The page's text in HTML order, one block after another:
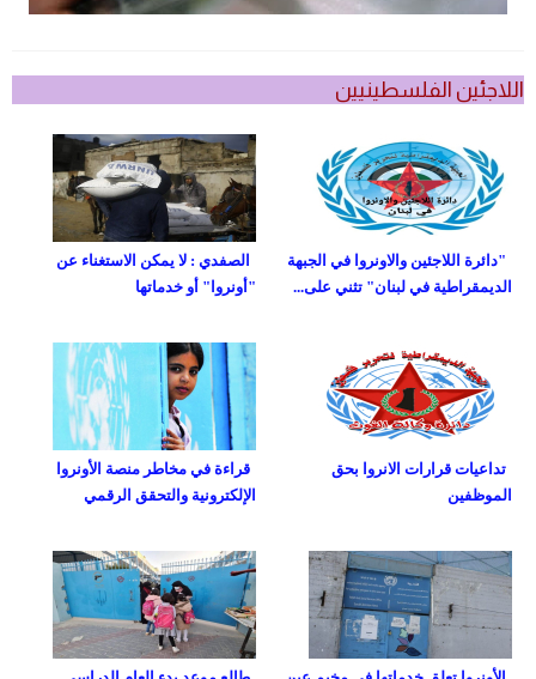
اللاجئين الفلسطينيين
الصفدي : لا يمكن الاستغناء عن
"أونروا" أو خدماتها
"دائرة اللاجئين والاونروا في الجبهة
الديمقراطية في لبنان" تثني على...
قراءة في مخاطر منصة الأونروا
الإلكترونية والتحقق الرقمي
تداعيات قرارات الانروا بحق
الموظفين